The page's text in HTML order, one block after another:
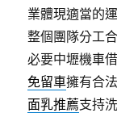
業體現適當的
整個團隊分工
必要中壢機車
免留車擁有合
面乳推薦支持